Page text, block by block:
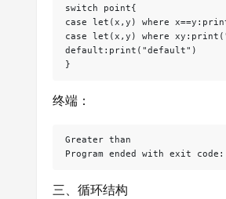
switch point{
case let(x,y) where
case let(x,y) where x
default:print("default")
终端：
Greater than
三、循环结构